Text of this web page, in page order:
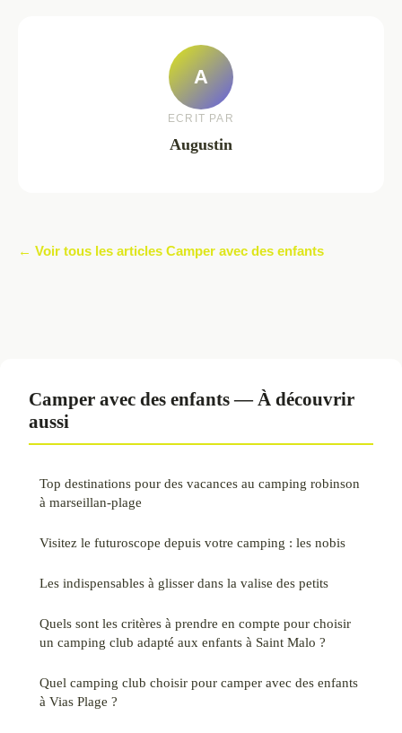
A
ECRIT PAR
Augustin
← Voir tous les articles Camper avec des enfants
Camper avec des enfants — À découvrir
aussi
Top destinations pour des vacances au camping robinson
à marseillan-plage
Visitez le futuroscope depuis votre camping : les nobis
Les indispensables à glisser dans la valise des petits
Quels sont les critères à prendre en compte pour choisir
un camping club adapté aux enfants à Saint Malo ?
Quel camping club choisir pour camper avec des enfants
à Vias Plage ?